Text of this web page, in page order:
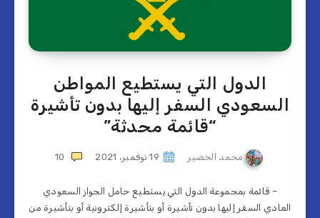
الدول التي يستطيع المواطن
السعودي السفر إليها بدون تأشيرة
“قائمة محدثة”
محمد الخضير 19 نوفمبر، 2021 10
– قائمة بمجموعة الدول التي يستطيع حامل الجواز السعودي
العادي السفر إليها بدون تأشيرة أو بتأشيرة إلكترونية أو بتأشيرة من